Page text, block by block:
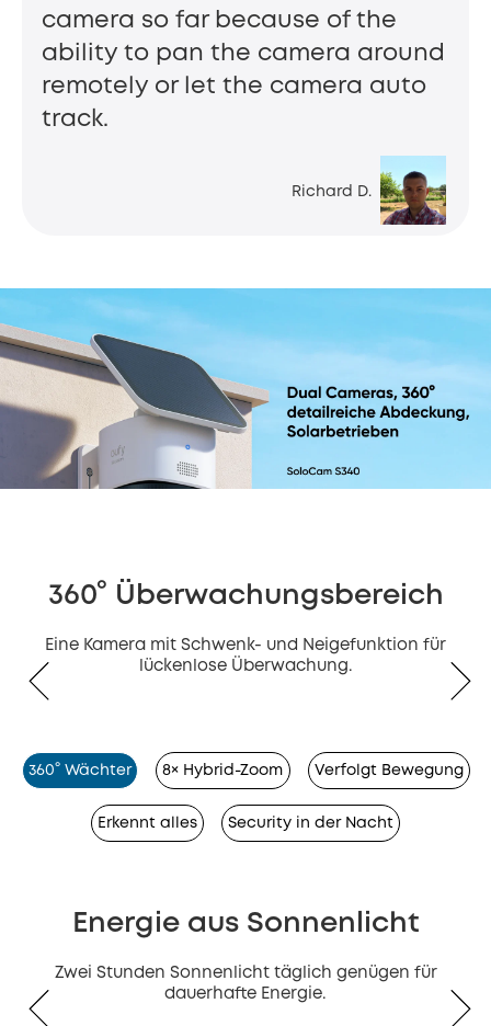
Richard D.
camera so far because of the
ability to pan the camera around
remotely or let the camera auto
track.
360° Überwachungsbereich
Eine Kamera mit Schwenk- und Neigefunktion für
lückenlose Überwachung.
360° Wächter 8× Hybrid-Zoom Verfolgt Bewegung
Erkennt alles Security in der Nacht
Energie aus Sonnenlicht
Zwei Stunden Sonnenlicht täglich genügen für
dauerhafte Energie.